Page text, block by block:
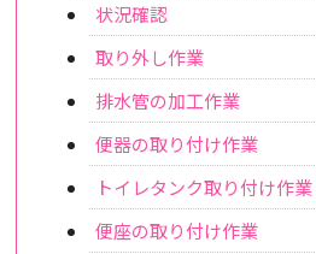
状況確認
取り外し作業
排水管の加工作業
便器の取り付け作業
トイレタンク取り付け作業
便座の取り付け作業